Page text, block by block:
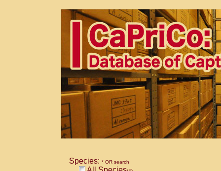
Species: * OR search